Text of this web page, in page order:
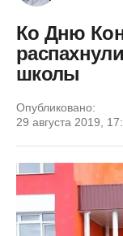
Ко Дню
школы
Опубликовано:
29 августа 2019,